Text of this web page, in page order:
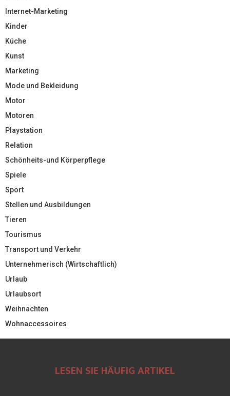
Internet-Marketing
Kinder
Küche
Kunst
Marketing
Mode und Bekleidung
Motor
Motoren
Playstation
Relation
Schönheits-und Körperpflege
Spiele
Sport
Stellen und Ausbildungen
Tieren
Tourismus
Transport und Verkehr
Unternehmerisch (Wirtschaftlich)
Urlaub
Urlaubsort
Weihnachten
Wohnaccessoires
LESEN SIE HÄUFIG ARTIKEL